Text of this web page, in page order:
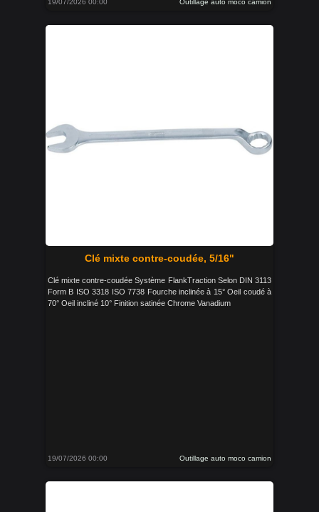
19/07/2026 00:00 Outillage auto moco camion
Clé mixte contre-coudée, 5/16"
Clé mixte contre-coudée Système FlankTraction Selon DIN 3113
Form B ISO 3318 ISO 7738 Fourche inclinée à 15° Oeil coudé à
70° Oeil incliné 10° Finition satinée Chrome Vanadium
19/07/2026 00:00 Outillage auto moco camion